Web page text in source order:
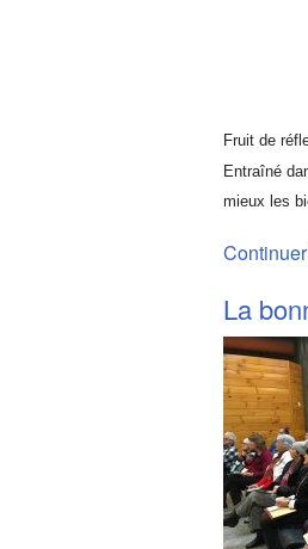
Fruit de
Entraîné
mieux les
La